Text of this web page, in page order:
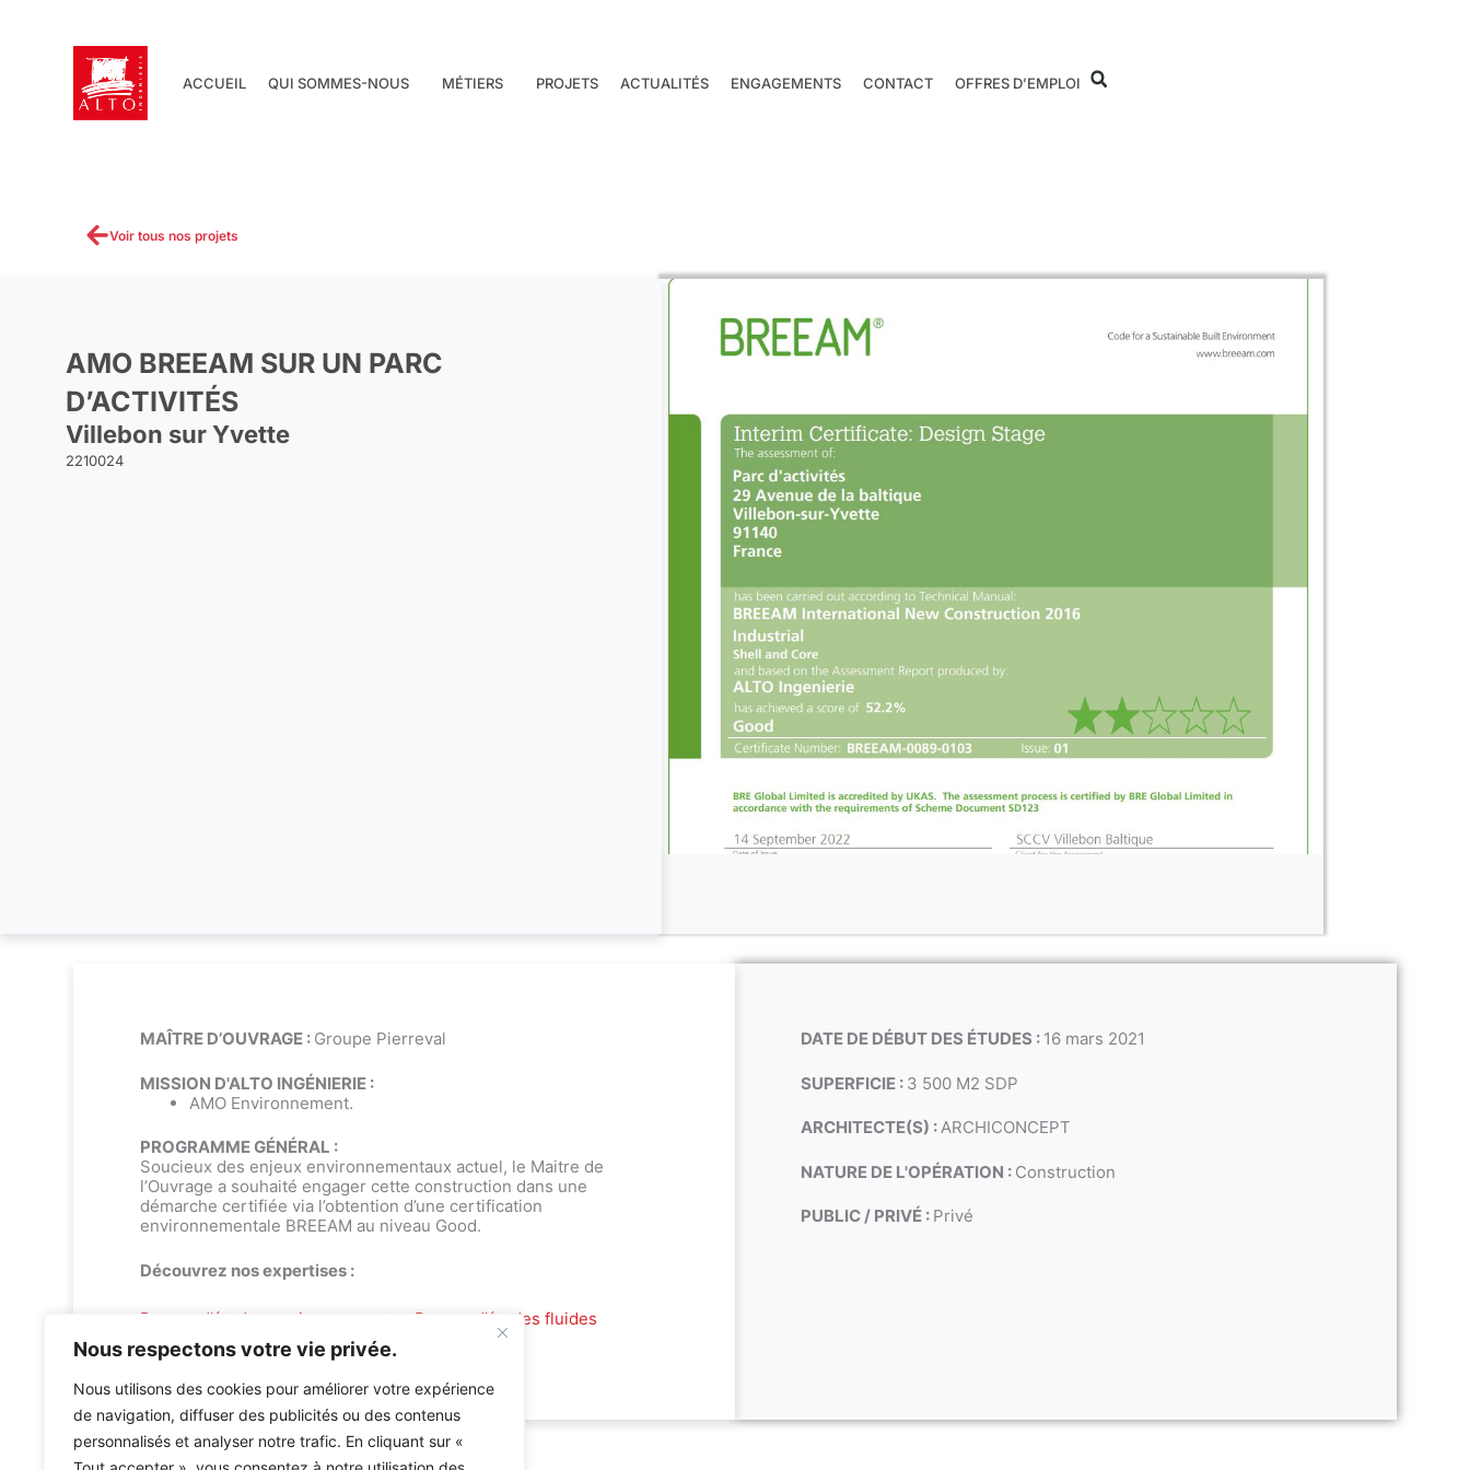
Nous respectons votre vie privée.
Nous utilisons des cookies pour améliorer votre expérience
de navigation, diffuser des publicités ou des contenus
personnalisés et analyser notre trafic. En cliquant sur «
ACCUEIL QUI SOMMES-NOUS MÉTIERS PROJETS ACTUALITÉS ENGAGEMENTS CONTACT OFFRES D’EMPLOI
Voir tous nos projets
AMO BREEAM SUR UN PARC
D’ACTIVITÉS
Villebon sur Yvette
2210024
DATE DE DÉBUT DES ÉTUDES : 16 mars 2021
SUPERFICIE : 3 500 M2 SDP
ARCHITECTE(S) :ARCHICONCEPT
NATURE DE L'OPÉRATION : Construction
PUBLIC / PRIVÉ : Privé
MAÎTRE D’OUVRAGE : Groupe Pierreval
MISSION D'ALTO INGÉNIERIE :
AMO Environnement.
PROGRAMME GÉNÉRAL :
Soucieux des enjeux environnementaux actuel, le Maitre de
l’Ouvrage a souhaité engager cette construction dans une
démarche certifiée via l’obtention d’une certification
environnementale BREEAM au niveau Good.
Découvrez nos expertises :
Bureau d’études environnement Bureau d’études fluides